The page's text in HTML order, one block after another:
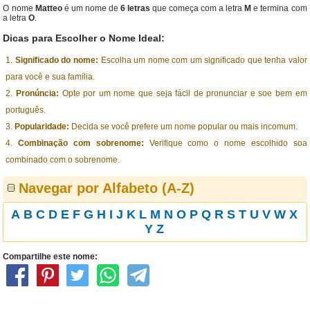
O nome Matteoé um nome de 6 letras que começa com a letra M e termina com
a letraO.
Dicas para Escolher o Nome Ideal:
Significado do nome: Escolha um nome com um significado que tenha valor
para você e sua família.
Pronúncia: Opte por um nome que seja fácil de pronunciar e soe bem em
português.
Popularidade: Decida se você prefere um nome popular ou mais incomum.
Combinação com sobrenome: Verifique como o nome escolhido soa
combinado com o sobrenome.
Navegar por Alfabeto (A-Z)
A B C D E F G H I J K L M N O P Q R S T U V W X
Y Z
Compartilhe este nome: